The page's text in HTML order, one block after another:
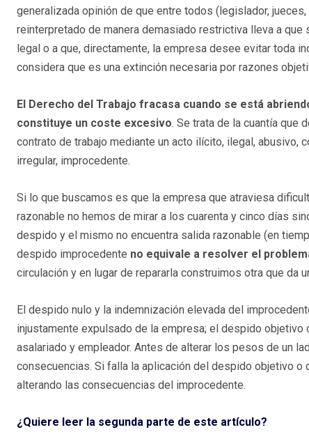
generalizada opinión de que entre todos (legislador,
reinterpretado de manera demasiado restrictiva lleva a
legal o a que, directamente, la empresa desee evitar toda
considera que es una extinción necesaria por razones
El Derecho del Trabajo fracasa cuando se está
constituye un coste excesivo. Se trata de la cuantía que
contrato de trabajo mediante un acto ilícito, ilegal, abusivo,
irregular, improcedente.
Si lo que buscamos es que la empresa que atraviesa
razonable no hemos de mirar a los cuarenta y cinco días
despido y el mismo no encuentra salida razonable (en
despido improcedente no equivale a resolver el
circulación y en lugar de repararla construimos otra que da
El despido nulo y la indemnización elevada del
injustamente expulsado de la empresa; el despido
asalariado y empleador. Antes de alterar los pesos de un
consecuencias. Si falla la aplicación del despido objetivo
alterando las consecuencias del improcedente.
¿Quiere leer la segunda parte de este artículo?